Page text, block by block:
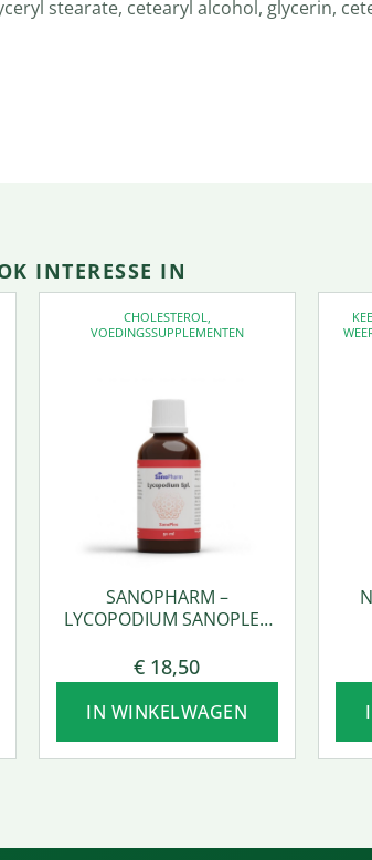
stearate, cetearyl alcohol, glycerin,
INTERESSE IN
CHOLESTEROL,
VOEDINGSSUPPLEMENTEN
SANOPHARM –
LYCOPODIUM SANOPLEX
€ 18,50
IN WINKELWAGEN